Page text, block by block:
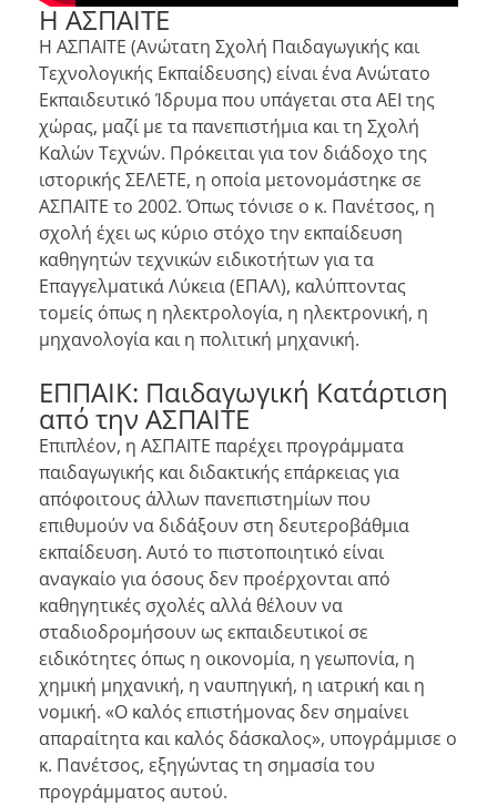
Η ΑΣΠΑΙΤΕ
Η ΑΣΠΑΙΤΕ (Ανώτατη Σχολή Παιδαγωγικής και
Τεχνολογικής Εκπαίδευσης) είναι ένα Ανώτατο
Εκπαιδευτικό Ίδρυμα που υπάγεται στα ΑΕΙ της
χώρας, μαζί με τα πανεπιστήμια και τη Σχολή
Καλών Τεχνών. Πρόκειται για τον διάδοχο της
ιστορικής ΣΕΛΕΤΕ, η οποία μετονομάστηκε σε
ΑΣΠΑΙΤΕ το 2002. Όπως τόνισε ο κ. Πανέτσος, η
σχολή έχει ως κύριο στόχο την εκπαίδευση
καθηγητών τεχνικών ειδικοτήτων για τα
Επαγγελματικά Λύκεια (ΕΠΑΛ), καλύπτοντας
τομείς όπως η ηλεκτρολογία, η ηλεκτρονική, η
μηχανολογία και η πολιτική μηχανική.
ΕΠΠΑΙΚ: Παιδαγωγική Κατάρτιση
από την ΑΣΠΑΙΤΕ
Επιπλέον, η ΑΣΠΑΙΤΕ παρέχει προγράμματα
παιδαγωγικής και διδακτικής επάρκειας για
απόφοιτους άλλων πανεπιστημίων που
επιθυμούν να διδάξουν στη δευτεροβάθμια
εκπαίδευση. Αυτό το πιστοποιητικό είναι
αναγκαίο για όσους δεν προέρχονται από
καθηγητικές σχολές αλλά θέλουν να
σταδιοδρομήσουν ως εκπαιδευτικοί σε
ειδικότητες όπως η οικονομία, η γεωπονία, η
χημική μηχανική, η ναυπηγική, η ιατρική και η
νομική. «Ο καλός επιστήμονας δεν σημαίνει
απαραίτητα και καλός δάσκαλος», υπογράμμισε ο
κ. Πανέτσος, εξηγώντας τη σημασία του
προγράμματος αυτού.